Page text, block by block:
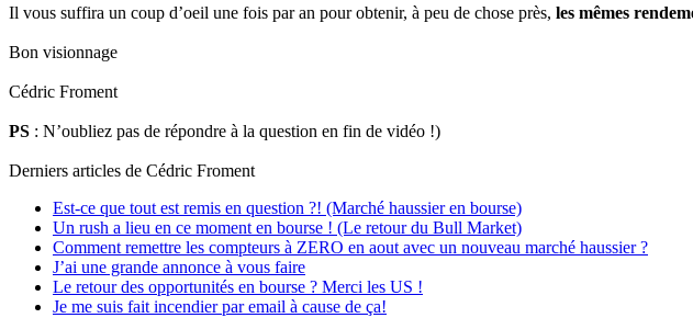
Il vous suffira un coup d’oeil une fois par an pour obtenir, à peu de chose près, les mêmes
Bon visionnage
Cédric Froment
PS : N’oubliez pas de répondre à la question en fin de vidéo !)
Derniers articles de Cédric Froment
Est-ce que tout est remis en question ?! (Marché haussier en bourse)
Un rush a lieu en ce moment en bourse ! (Le retour du Bull Market)
Comment remettre les compteurs à ZERO en aout avec un nouveau marché haussier ?
J’ai une grande annonce à vous faire
Le retour des opportunités en bourse ? Merci les US !
Je me suis fait incendier par email à cause de ça!